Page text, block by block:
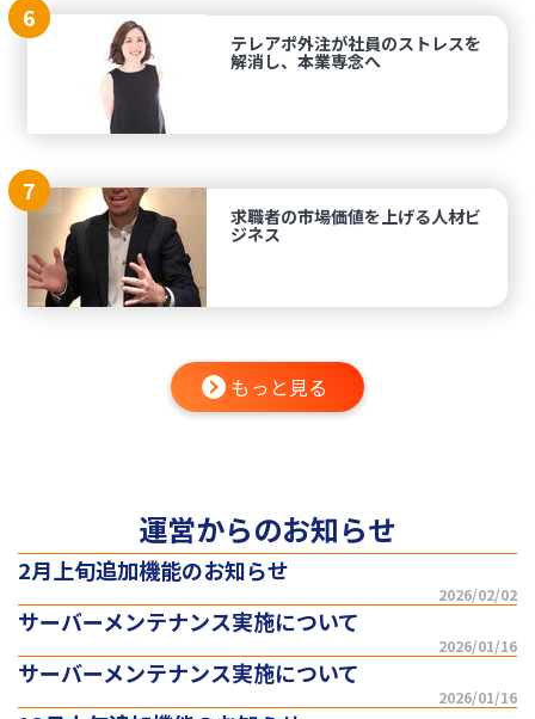
6
テレアポ外注が社員のストレスを
解消し、本業専念へ
7
求職者の市場価値を上げる人材ビ
ジネス
もっと見る
運営からのお知らせ
2月上旬追加機能のお知らせ
2026/02/02
サーバーメンテナンス実施について
2026/01/16
サーバーメンテナンス実施について
2026/01/16